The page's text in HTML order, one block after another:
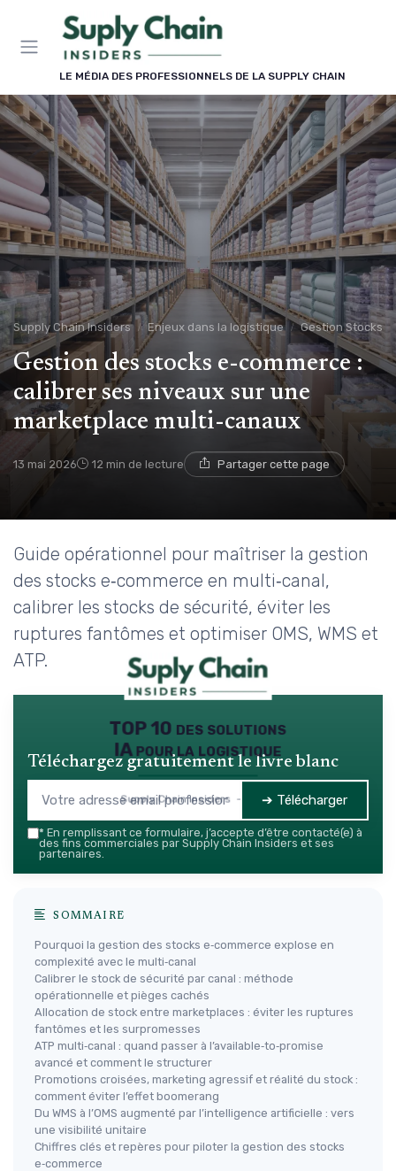
LE MÉDIA DES PROFESSIONNELS DE LA SUPPLY CHAIN
Supply Chain Insiders Enjeux dans la logistique Gestion Stocks
Gestion des stocks e-commerce :
calibrer ses niveaux sur une
marketplace multi-canaux
13 mai 2026 12 min de lecture Partager cette page
Guide opérationnel pour maîtriser la gestion
des stocks e‑commerce en multi‑canal,
calibrer les stocks de sécurité, éviter les
ruptures fantômes et optimiser OMS, WMS et
ATP.
TOP 10 des solutions
IA pour la logistique
Supply Chain Insiders — 2026
Téléchargez gratuitement le livre blanc
➔ Télécharger
* En remplissant ce formulaire, j’accepte d’être contacté(e) à
des fins commerciales par Supply Chain Insiders et ses
partenaires.
SOMMAIRE
Pourquoi la gestion des stocks e‑commerce explose en
complexité avec le multi‑canal
Calibrer le stock de sécurité par canal : méthode
opérationnelle et pièges cachés
Allocation de stock entre marketplaces : éviter les ruptures
fantômes et les surpromesses
ATP multi‑canal : quand passer à l’available‑to‑promise
avancé et comment le structurer
Promotions croisées, marketing agressif et réalité du stock :
comment éviter l’effet boomerang
Du WMS à l’OMS augmenté par l’intelligence artificielle : vers
une visibilité unitaire
Chiffres clés et repères pour piloter la gestion des stocks
e‑commerce
Panneau de gestion des cookies